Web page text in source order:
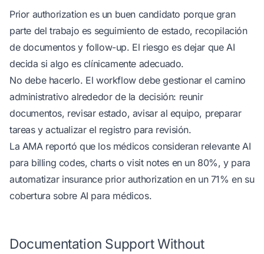
Prior authorization es un buen candidato porque gran
parte del trabajo es seguimiento de estado, recopilación
de documentos y follow-up. El riesgo es dejar que AI
decida si algo es clínicamente adecuado.
No debe hacerlo. El workflow debe gestionar el camino
administrativo alrededor de la decisión: reunir
documentos, revisar estado, avisar al equipo, preparar
tareas y actualizar el registro para revisión.
La AMA reportó que los médicos consideran relevante AI
para billing codes, charts o visit notes en un 80%, y para
automatizar insurance prior authorization en un 71%en su
cobertura sobre AI para médicos.
Documentation Support Without